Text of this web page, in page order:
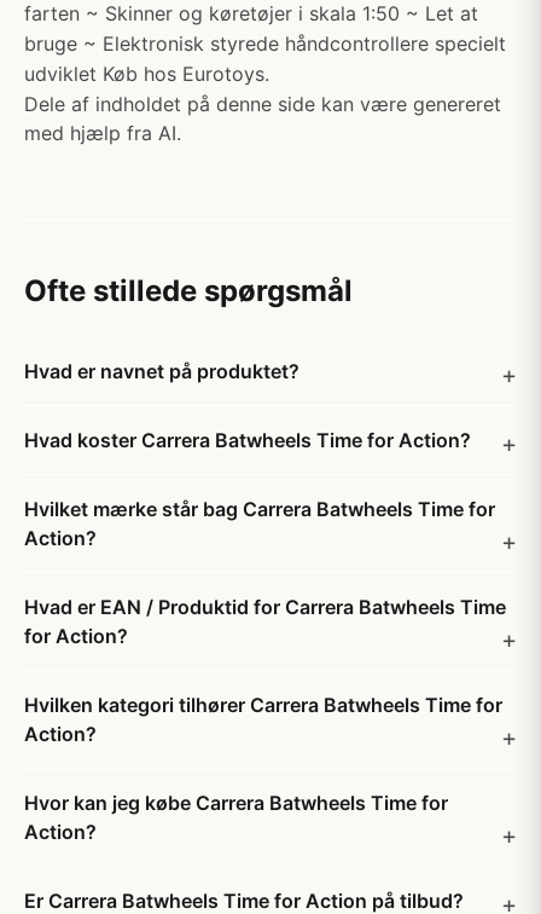
farten ~ Skinner og køretøjer i skala 1:50 ~ Let at
bruge ~ Elektronisk styrede håndcontrollere specielt
udviklet Køb hos Eurotoys.
Dele af indholdet på denne side kan være genereret
med hjælp fra AI.
Ofte stillede spørgsmål
Hvad er navnet på produktet?
Hvad koster Carrera Batwheels Time for Action?
Hvilket mærke står bag Carrera Batwheels Time for
Action?
Hvad er EAN / Produktid for Carrera Batwheels Time
for Action?
Hvilken kategori tilhører Carrera Batwheels Time for
Action?
Hvor kan jeg købe Carrera Batwheels Time for
Action?
Er Carrera Batwheels Time for Action på tilbud?